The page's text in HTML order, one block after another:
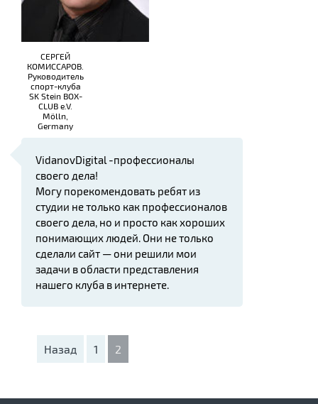
СЕРГЕЙ
КОМИССАРОВ.
Руководитель
спорт-клуба
SK Stein BOX-
CLUB e.V.
Mölln,
Germany
VidanovDigital -профессионалы
своего дела!
Могу порекомендовать ребят из
студии не только как профессионалов
своего дела, но и просто как хороших
понимающих людей. Они не только
сделали сайт — они решили мои
задачи в области представления
нашего клуба в интернете.
Назад 1 2